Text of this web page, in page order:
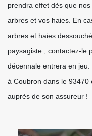
prendra effet dès que
arbres et vos haies. En
arbres et haies
paysagiste , contactez-le
décennale entrera en
à Coubron dans le
auprès de son assureur !